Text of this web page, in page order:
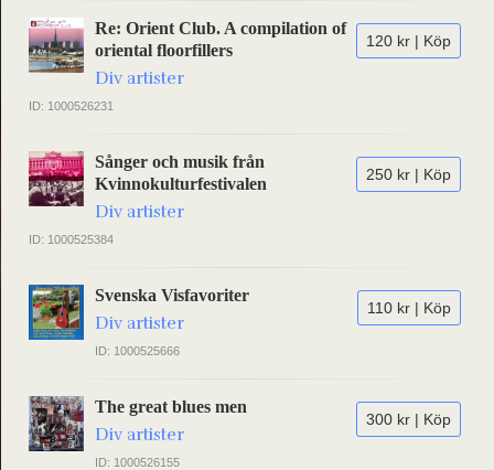
120 kr | Köp
Re: Orient Club. A compilation of
oriental floorfillers
Div artister
ID: 1000526231
250 kr | Köp
Sånger och musik från
Kvinnokulturfestivalen
Div artister
ID: 1000525384
110 kr | Köp
Svenska Visfavoriter
Div artister
ID: 1000525666
300 kr | Köp
The great blues men
Div artister
ID: 1000526155